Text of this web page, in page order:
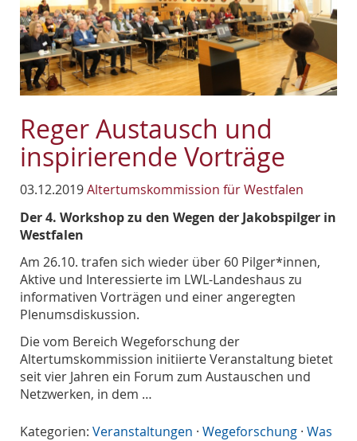
Reger Austausch und
inspirierende Vorträge
03.12.2019Altertumskommission für Westfalen
Der 4. Workshop zu den Wegen der Jakobspilger in
Westfalen
Am 26.10. trafen sich wieder über 60 Pilger*innen,
Aktive und Interessierte im LWL-Landeshaus zu
informativen Vorträgen und einer angeregten
Plenumsdiskussion.
Die vom Bereich Wegeforschung der
Altertumskommission initiierte Veranstaltung bietet
seit vier Jahren ein Forum zum Austauschen und
Netzwerken, in dem …
Kategorien: Veranstaltungen · Wegeforschung · Was